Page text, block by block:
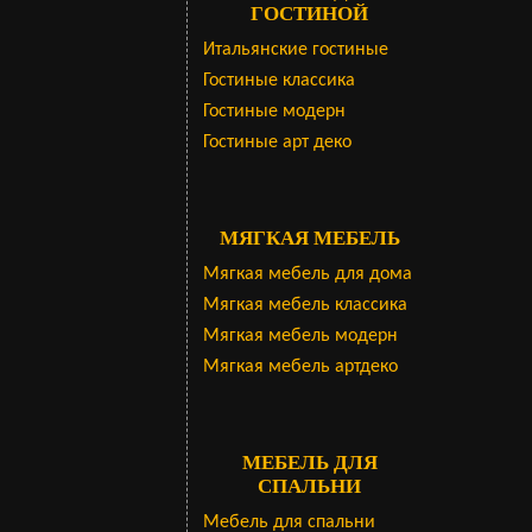
ГОСТИНОЙ
Итальянские гостиные
Гостиные классика
Гостиные модерн
Гостиные арт деко
МЯГКАЯ МЕБЕЛЬ
Мягкая мебель для дома
Мягкая мебель классика
Мягкая мебель модерн
Мягкая мебель артдеко
МЕБЕЛЬ ДЛЯ
СПАЛЬНИ
Мебель для спальни